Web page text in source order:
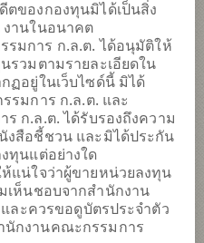
เพื่อการเลี้ยงชีพ
6.0814
ณ วันที่ 4 ส.ค. 2569
ตของกองทุนมิได้เป็นสิ่ง
งานในอนาคต
มการ ก.ล.ต. ได้อนุมัติให้
รวมตามรายละเอียดใน
ฏอยู่ในเว็บไซด์นี้ มิได้
รมการ ก.ล.ต. และ
ก.ล.ต. ได้รับรองถึงความ
งสือชี้ชวน และมิได้ประกัน
ทุนแต่อย่างใด
แน่ใจว่าผู้ขายหน่วยลงทุน
เห็นชอบจากสำนักงาน
ละควรขอดูบัตรประจำตัว
นักงานคณะกรรมการ